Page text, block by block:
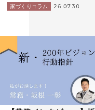
家づくりコラム 26.07.30